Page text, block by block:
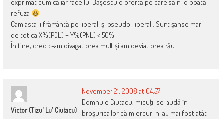
exprimat cum că iar face lui Băşescu o ofertă pe care să n-o poată
refuza
Cam asta-i frământă pe liberali şi pseudo-liberali. Sunt şanse mari
de tot ca X%(PDL) + Y%(PNL) < 50%
În fine, cred c-am divagat prea mult şi am deviat prea rău.
Victor (tizu' Lu' Ciutacu)
November 21, 2008 at 04:57
Domnule Ciutacu, micuţii se laudă în
broşurica lor că miercuri n-au mai fost atât